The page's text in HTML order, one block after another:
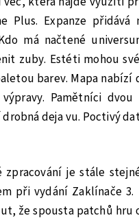
Plus. Expanze
má načtené
zuby. Estéti mohou
barev. Mapa
Pamětníci
deja vu. Poctivý
zpracování je stále
při vydání Zaklínače
že spousta patchů hru